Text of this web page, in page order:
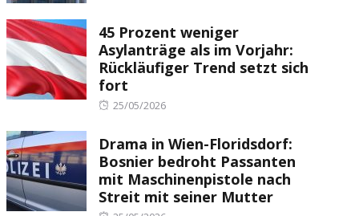
45 Prozent weniger
Asylanträge als im Vorjahr:
Rückläufiger Trend setzt sich
fort
Posted
25/05/2026
Drama in Wien-Floridsdorf:
Bosnier bedroht Passanten
mit Maschinenpistole nach
Streit mit seiner Mutter